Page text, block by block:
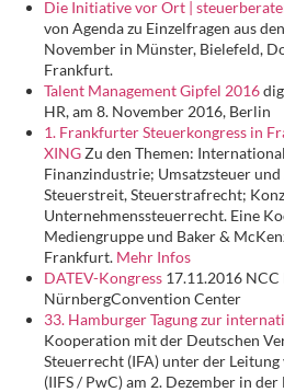
Die Initiative vor Ort |
von Agenda zu Einzelfragen aus
November in Münster, Bielefeld,
Frankfurt.
Talent Management Gipfel 2016
HR, am 8. November 2016, Berlin
1. Frankfurter Steuerkongress in
XINGZu den Themen:
Finanzindustrie; Umsatzsteuer
Steuerstreit, Steuerstrafrecht;
Unternehmenssteuerrecht. Eine
Mediengruppe und Baker &
Frankfurt. Mehr Infos
DATEV-Kongress 17.11.2016
NürnbergConvention Center
33. Hamburger Tagung zur
Kooperation mit der Deutschen
Steuerrecht (IFA) unter der
(IIFS / PwC) am 2. Dezember in